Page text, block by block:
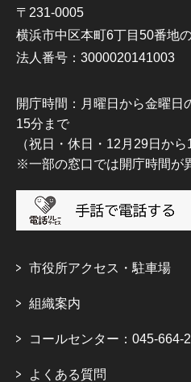
〒231-0005
横浜市中区本町6丁目50番地
法人番号：3000020141003
開庁時間：月曜日から金曜日
15分まで
（祝日・休日・12月29日から
※一部の窓口では開庁時間が
市役所アクセス・駐車場
組織案内
コールセンター：045-664-
よくある質問